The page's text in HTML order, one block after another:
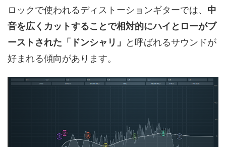
ロックで使われるディストーションギターでは、 中
音を広くカットすることで相対的にハイとローがブ
ーストされた「ドンシャリ」
と呼ばれるサウンドが
好まれる傾向があります。